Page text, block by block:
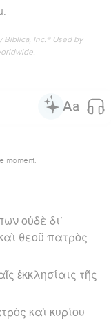
Biblica, Inc.® Used by
moment.
οὐδὲ δι’
θεοῦ πατρὸς
ἐκκλησίαις τῆς
καὶ κυρίου